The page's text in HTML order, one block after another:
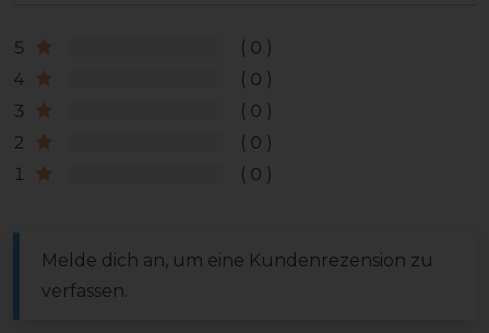
5
0
4
0
3
0
2
0
1
0
Melde dich an, um eine Kundenrezension zu
verfassen.